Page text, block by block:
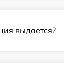
выдается?